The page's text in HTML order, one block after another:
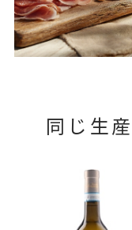
同じ生